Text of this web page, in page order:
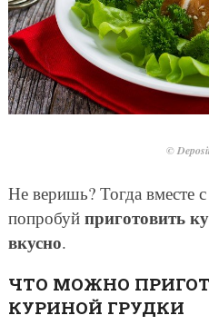
©
Не веришь? Тогда вместе с
попробуй приготовить
вкусно.
ЧТО МОЖНО
КУРИНОЙ ГРУДКИ